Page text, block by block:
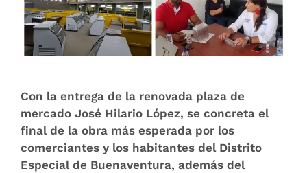
Con la entrega de la renovada plaza de
mercado José Hilario López, se concreta el
final de la obra más esperada por los
comerciantes y los habitantes del Distrito
Especial de Buenaventura, además del